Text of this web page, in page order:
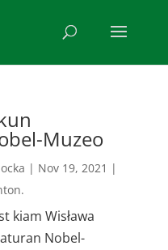
Muzeo
| Nov 19, 2021 |
kiam Wisława
Nobel-